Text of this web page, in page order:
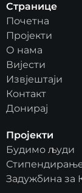
Странице
Почетна
Пројекти
О нама
Вијести
Извјештаји
Контакт
Донирај
Пројекти
Будимо људи
Задужбина за